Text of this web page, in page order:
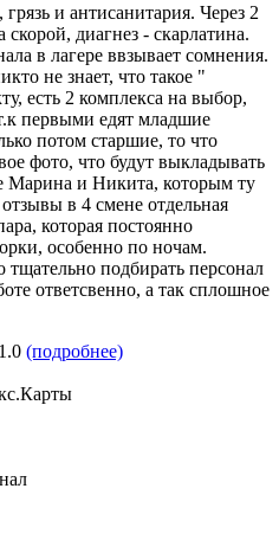
и антисанитария. Через 2
скорой, диагнез - скарлатина.
в лагере ввзывает сомнения.
не знает, что такое "
есть 2 комплекса на выбор,
к первыми едят младшие
потом старшие, то что
фото, что будут выкладывать
Марина и Никита, которым ту
в 4 смене отдельная
которая постоянно
особенно по ночам.
тщательно подбирать персонал
ответсвенно, а так сплошное
1.0 (подробнее)